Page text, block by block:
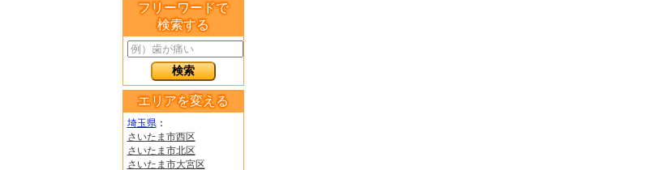
フリーワードで
検索する
エリアを変える
埼玉県：
さいたま市西区
さいたま市北区
さいたま市大宮区